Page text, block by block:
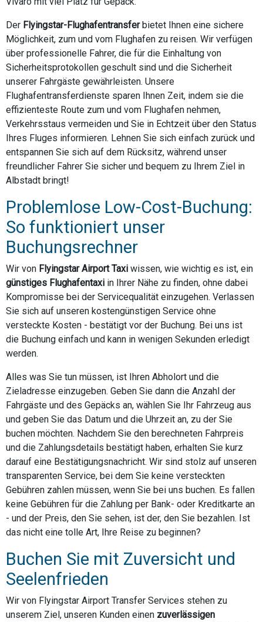
Der Flyingstar-Flughafentransferbietet Ihnen eine sichere
Möglichkeit, zum und vom Flughafen zu reisen. Wir verfügen
über professionelle Fahrer, die für die Einhaltung von
Sicherheitsprotokollen geschult sind und die Sicherheit
unserer Fahrgäste gewährleisten. Unsere
Flughafentransferdienste sparen Ihnen Zeit, indem sie die
effizienteste Route zum und vom Flughafen nehmen,
Verkehrsstaus vermeiden und Sie in Echtzeit über den Status
Ihres Fluges informieren. Lehnen Sie sich einfach zurück und
entspannen Sie sich auf dem Rücksitz, während unser
freundlicher Fahrer Sie sicher und bequem zu Ihrem Ziel in
Albstadt bringt!
Problemlose Low-Cost-Buchung:
So funktioniert unser
Buchungsrechner
Wir von Flyingstar Airport Taxi wissen, wie wichtig es ist, ein
günstiges Flughafentaxi in Ihrer Nähe zu finden, ohne dabei
Kompromisse bei der Servicequalität einzugehen. Verlassen
Sie sich auf unseren kostengünstigen Service ohne
versteckte Kosten - bestätigt vor der Buchung. Bei uns ist
die Buchung einfach und kann in wenigen Sekunden erledigt
werden.
Alles was Sie tun müssen, ist Ihren Abholort und die
Zieladresse einzugeben. Geben Sie dann die Anzahl der
Fahrgäste und des Gepäcks an, wählen Sie Ihr Fahrzeug aus
und geben Sie das Datum und die Uhrzeit an, zu der Sie
buchen möchten. Nachdem Sie den berechneten Fahrpreis
und die Zahlungsdetails bestätigt haben, erhalten Sie kurz
darauf eine Bestätigungsnachricht. Wir sind stolz auf unseren
transparenten Service, bei dem Sie keine versteckten
Gebühren zahlen müssen, wenn Sie bei uns buchen. Es fallen
keine Gebühren für die Zahlung per Bank- oder Kreditkarte an
- und der Preis, den Sie sehen, ist der, den Sie bezahlen. Ist
das nicht eine tolle Art, Ihre Reise zu beginnen?
Buchen Sie mit Zuversicht und
Seelenfrieden
Wir von Flyingstar Airport Transfer Services stehen zu
unserem Ziel, unseren Kunden einen zuverlässigen